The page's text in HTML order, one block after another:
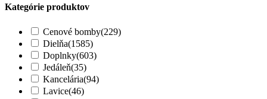
Kategórie produktov
Cenové bomby(229)
Dielňa(1585)
Doplnky(603)
Jedáleň(35)
Kancelária(94)
Lavice(46)